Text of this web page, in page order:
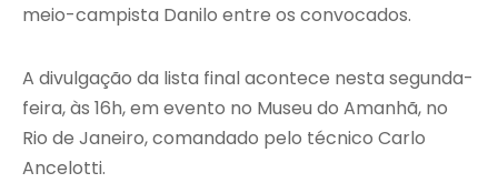
meio-campista Danilo entre os convocados.
A divulgação da lista final acontece nesta segunda-
feira, às 16h, em evento no Museu do Amanhã, no
Rio de Janeiro, comandado pelo técnico Carlo
Ancelotti.